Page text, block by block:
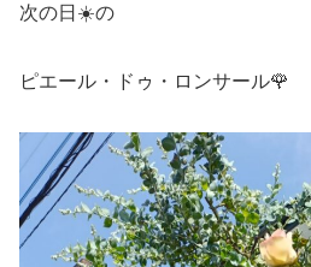
次の日☀️の
ピエール・ドゥ・ロンサール🌹